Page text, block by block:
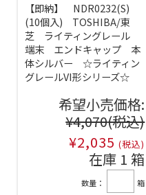
【即納】 NDR0232(S)
(10個入) TOSHIBA/東
芝 ライティングレール
端末 エンドキャップ 本
体シルバー ☆ライティン
グレールVI形シリーズ☆
希望小売価格:
¥4,070(税込)
¥2,035 (税込)
在庫 1 箱
数量： 箱